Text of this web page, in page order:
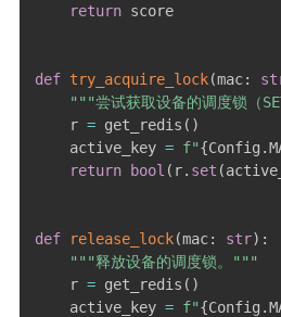
return score
def try_acquire_lock(mac:
"""尝试获取设备的调度锁（
    r
= get_redis ( )
    active_key
= f"{Config .
return bool ( r. set (
def release_lock(mac: str) :
"""释放设备的调度锁。"""
    r
= get_redis ( )
    active_key
= f"{Config .